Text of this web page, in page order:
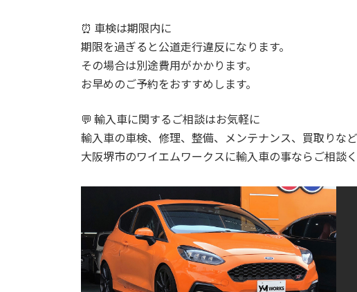
⏰ 車検は期限内に
期限を過ぎると公道走行違反になります。
その場合は別途費用がかかります。
お早めのご予約をおすすめします。
💬 輸入車に関するご相談はお気軽に
輸入車の車検、修理、整備、メンテナンス、買取りなど
大阪堺市のワイエムワークスに輸入車の事ならご相談く